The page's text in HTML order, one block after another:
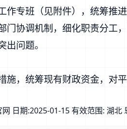
作专班（见附件），统筹推
门协调机制，细化职责分工
问题。
，统筹现有财政资金，对
网 日期:2025-01-15有效范围: 湖北